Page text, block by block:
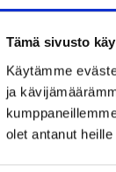
Tämä sivusto
Käytämme
ja
olet antanut
laitteisiin?
ovat ja mistä